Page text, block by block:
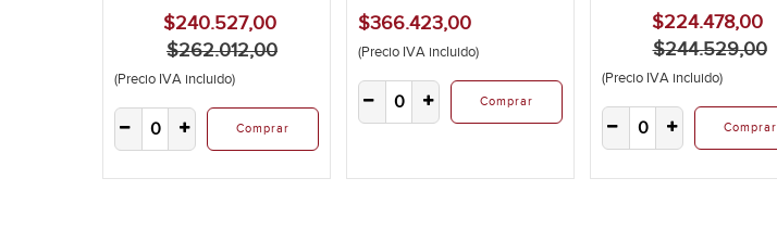
$240.527,00
$262.012,00
(Precio IVA incluido)
Comprar
$366.423,00
(Precio IVA incluido)
Comprar
$224.478,00
$244.529,00
(Precio IVA incluido)
Comprar